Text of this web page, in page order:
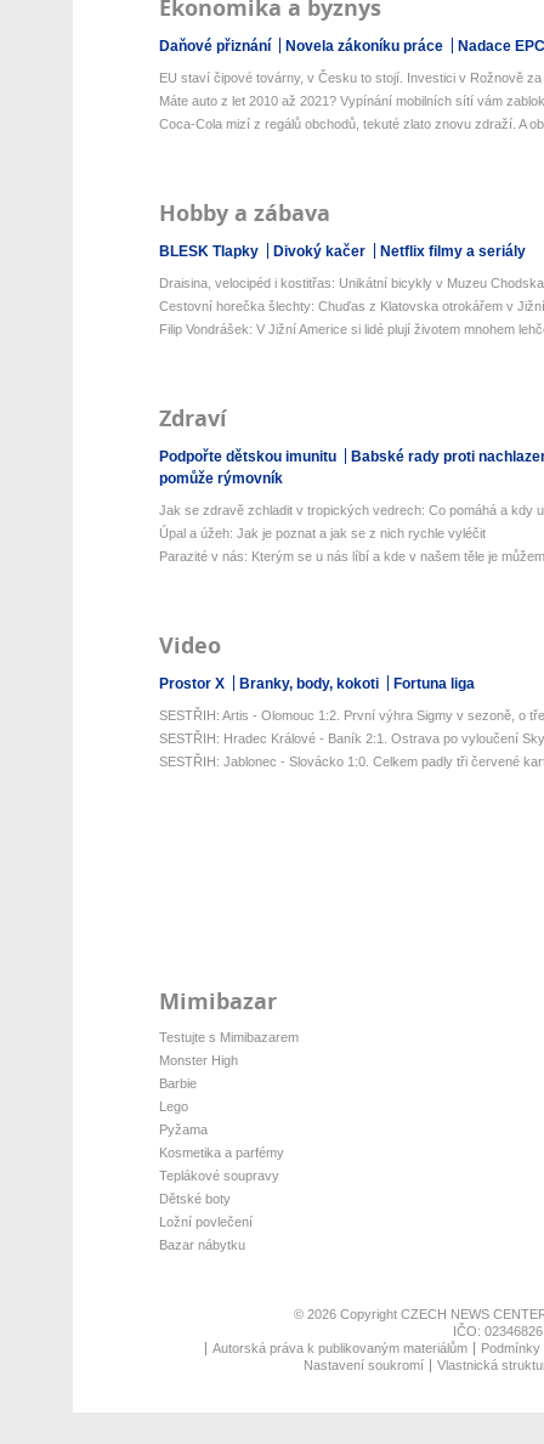
Ekonomika a byznys
Daňové přiznání Novela zákoníku práce Nadace
EU staví čipové továrny, v Česku to stojí. Investici v Rožnově za
Máte auto z let 2010 až 2021? Vypínání mobilních sítí vám
Coca-Cola mizí z regálů obchodů, tekuté zlato znovu zdraží. A
Hobby a zábava
BLESK Tlapky Divoký kačer Netflix filmy a seriály
Draisina, velocipéd i kostitřas: Unikátní bicykly v Muzeu Chodska
Cestovní horečka šlechty: Chuďas z Klatovska otrokářem v
Filip Vondrášek: V Jižní Americe si lidé plují životem mnohem
Zdraví
Podpořte dětskou imunitu
Babské rady proti
pomůže rýmovník
Jak se zdravě zchladit v tropických vedrech: Co pomáhá a kdy
Úpal a úžeh: Jak je poznat a jak se z nich rychle vyléčit
Parazité v nás: Kterým se u nás líbí a kde v našem těle je
Video
Prostor X Branky, body, kokoti Fortuna liga
SESTŘIH: Artis - Olomouc 1:2. První výhra Sigmy v sezoně, o
SESTŘIH: Hradec Králové - Baník 2:1. Ostrava po vyloučení
SESTŘIH: Jablonec - Slovácko 1:0. Celkem padly tři červené
Mimibazar
Testujte s Mimibazarem
Monster High
Barbie
Lego
Pyžama
Kosmetika a parfémy
Teplákové soupravy
Dětské boty
Ložní povlečení
Bazar nábytku
© 2026 Copyright CZECH NEWS
IČO:
Autorská práva k publikovaným materiálům
Nastavení soukromí
Vlastnická